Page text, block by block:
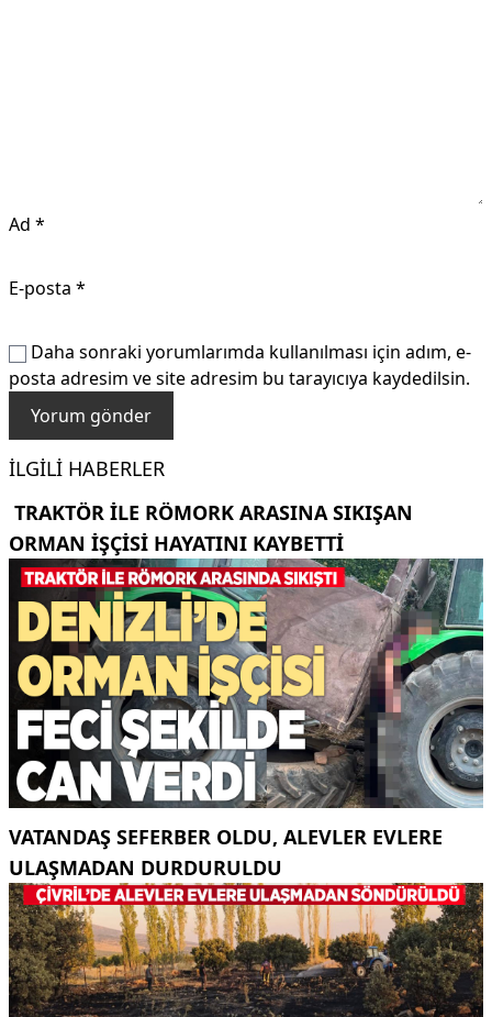
Ad *
E-posta *
Daha sonraki yorumlarımda kullanılması için adım, e-
posta adresim ve site adresim bu tarayıcıya kaydedilsin.
İLGILI HABERLER
TRAKTÖR ILE RÖMORK ARASINA SIKIŞAN
ORMAN IŞÇISI HAYATINI KAYBETTI
VATANDAŞ SEFERBER OLDU, ALEVLER EVLERE
ULAŞMADAN DURDURULDU